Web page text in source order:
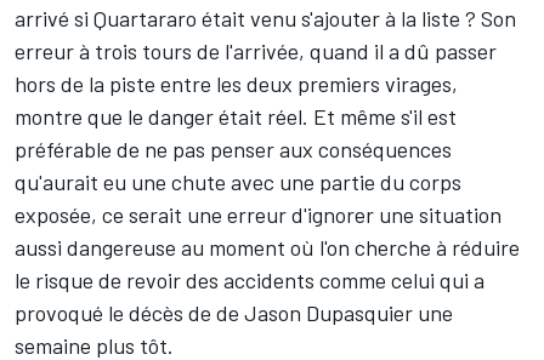
arrivé si Quartararo était venu s'ajouter à la liste ? Son
erreur à trois tours de l'arrivée, quand il a dû passer
hors de la piste entre les deux premiers virages,
montre que le danger était réel. Et même s'il est
préférable de ne pas penser aux conséquences
qu'aurait eu une chute avec une partie du corps
exposée, ce serait une erreur d'ignorer une situation
aussi dangereuse au moment où l'on cherche à réduire
le risque de revoir des accidents comme celui qui a
provoqué le décès de de Jason Dupasquier une
semaine plus tôt.